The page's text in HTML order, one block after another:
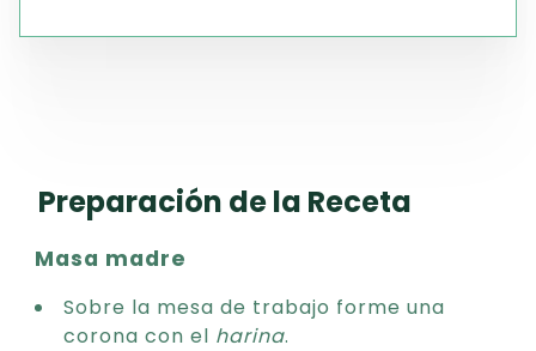
Preparación de la Receta
Masa madre
Sobre la mesa de trabajo forme una
corona con el harina.